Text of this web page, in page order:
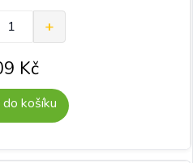
Kč
košíku